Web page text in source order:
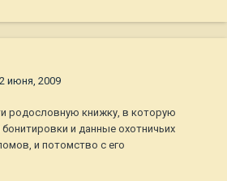
июня, 2009
родословную книжку, в которую
и данные охотничьих
и потомство с его